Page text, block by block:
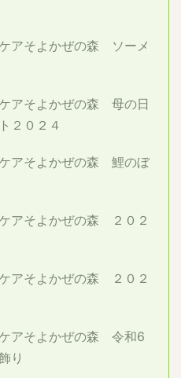
アそよかぜの森 ソーメ
アそよかぜの森 母の日
２０２４
アそよかぜの森 鯉のぼ
アそよかぜの森 ２０２
アそよかぜの森 ２０２
アそよかぜの森 令和6
り